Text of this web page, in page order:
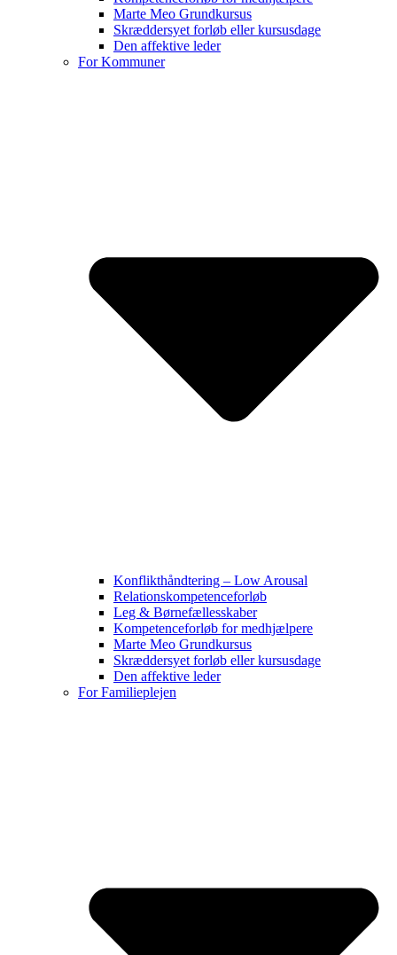
Marte Meo Grundkursus
Skræddersyet forløb eller kursusdage
Den affektive leder
For Kommuner
Konflikthåndtering – Low Arousal
Relationskompetenceforløb
Leg & Børnefællesskaber
Kompetenceforløb for medhjælpere
Marte Meo Grundkursus
Skræddersyet forløb eller kursusdage
Den affektive leder
For Familieplejen